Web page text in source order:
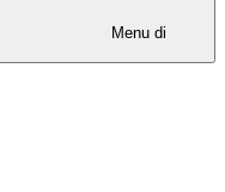
Menu di